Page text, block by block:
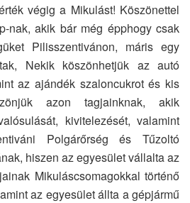
végig a Mikulást! Köszönettel
nak, akik bár még épphogy csak
Pilisszentivánon, máris egy
Nekik köszönhetjük az autó
az ajándék szaloncukrot és kis
azon tagjainknak, akik
kivitelezését, valamint
Polgárőrség és Tűzoltó
hiszen az egyesület vállalta az
Mikuláscsomagokkal történő
az egyesület állta a gépjármű